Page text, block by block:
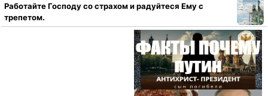
Работайте Господу со страхом и радуйтеся Ему с
трепетом.